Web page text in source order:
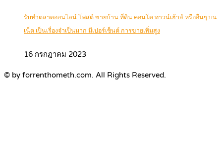
รับทำตลาดออนไลน์ โพสต์ ขายบ้าน ที่ดิน คอนโด ทาวน์เฮ้าส์ หรืออื่นๆ บน
เน็ต เป็นเรื่องจำเป็นมาก มีเปอร์เซ็นต์ การขายเพิ่มสูง
16 กรกฎาคม 2023
© by forrenthometh.com. All Rights Reserved.